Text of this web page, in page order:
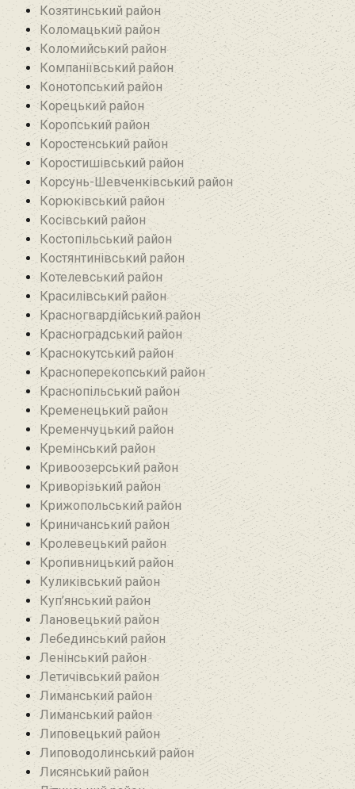
Козятинський район
Коломацький район
Коломийський район
Компаніївський район
Конотопський район
Корецький район
Коропський район
Коростенський район
Коростишівський район‎
Корсунь-Шевченківський район
Корюківський район
Косівський район
Костопільський район
Костянтинівський район‎
Котелевський район
Красилівський район
Красногвардійський район
Красноградський район
Краснокутський район
Красноперекопський район
Краснопільський район
Кременецький район
Кременчуцький район
Кремінський район‎
Кривоозерський район‎
Криворізький район
Крижопольський район
Криничанський район
Кролевецький район‎
Кропивницький район
Куликівський район
Куп’янський район
Лановецький район
Лебединський район
Ленінський район
Летичівський район
Лиманський район
Лиманський район
Липовецький район
Липоводолинський район
Лисянський район